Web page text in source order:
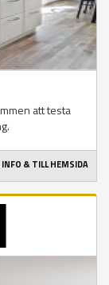
att testa
INFO & TILL HEMSIDA